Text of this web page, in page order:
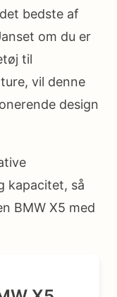
bedste af
om du er
til
vil denne
design
kapacitet, så
BMW X5 med